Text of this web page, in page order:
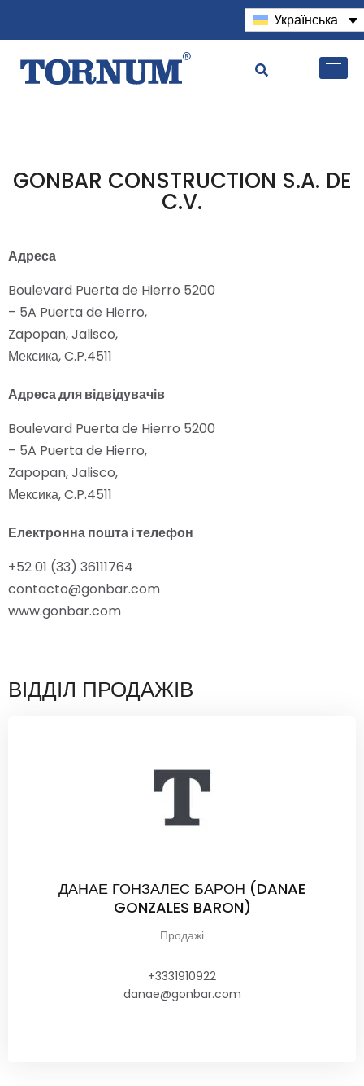
Українська
GONBAR CONSTRUCTION S.A. DE
C.V.
Адреса
Boulevard Puerta de Hierro 5200
– 5A Puerta de Hierro,
Zapopan, Jalisco,
Мексика, C.P.4511
Адреса для відвідувачів
Boulevard Puerta de Hierro 5200
– 5A Puerta de Hierro,
Zapopan, Jalisco,
Мексика, C.P.4511
Електронна пошта і телефон
+52 01 (33) 36111764
contacto@gonbar.com
www.gonbar.com
ВІДДІЛ ПРОДАЖІВ
ДАНАЕ ГОНЗАЛЕС БАРОН (DANAE
GONZALES BARON)
Продажі
+3331910922
danae@gonbar.com